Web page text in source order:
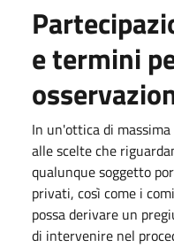
e termini
In un'ottica di
alle scelte che
qualunque soggetto
privati, così come i
possa derivare un
di intervenire nel